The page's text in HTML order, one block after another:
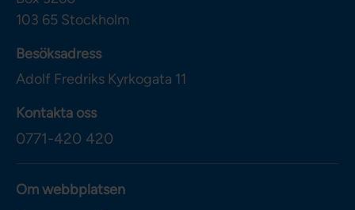
103 65 Stockholm
Besöksadress
Adolf Fredriks Kyrkogata 11
Kontakta oss
0771-420 420
Om webbplatsen